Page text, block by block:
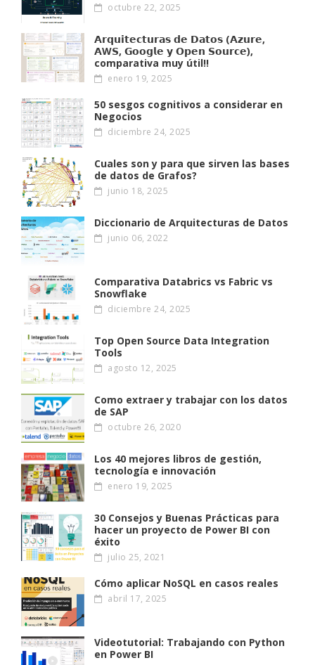
octubre 22, 2025
𝗔𝗿𝗾𝘂𝗶𝘁𝗲𝗰𝘁𝘂𝗿𝗮𝘀 𝗱𝗲 𝗗𝗮𝘁𝗼𝘀 (𝗔𝘇𝘂𝗿𝗲,
𝗔W𝗦, 𝗚𝗼𝗼𝗴𝗹𝗲 𝘆 𝗢𝗽𝗲𝗻 𝗦𝗼𝘂𝗿𝗰𝗲),
comparativa muy útil!!
enero 19, 2025
50 sesgos cognitivos a considerar en
Negocios
diciembre 24, 2025
Cuales son y para que sirven las bases
de datos de Grafos?
junio 18, 2025
Diccionario de Arquitecturas de Datos
junio 06, 2022
Comparativa Databrics vs Fabric vs
Snowflake
diciembre 24, 2025
Top Open Source Data Integration
Tools
agosto 12, 2025
Como extraer y trabajar con los datos
de SAP
octubre 26, 2020
Los 40 mejores libros de gestión,
tecnología e innovación
enero 19, 2025
30 Consejos y Buenas Prácticas para
hacer un proyecto de Power BI con
éxito
julio 25, 2021
Cómo aplicar NoSQL en casos reales
abril 17, 2025
Videotutorial: Trabajando con Python
en Power BI